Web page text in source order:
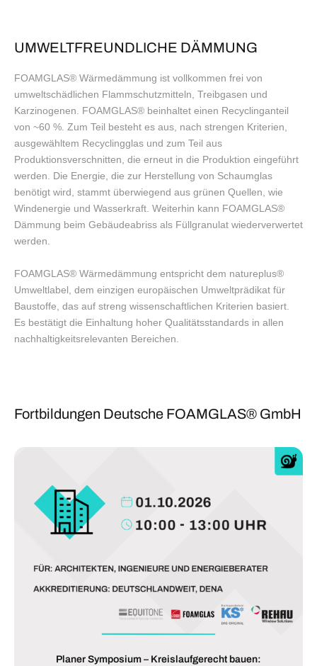
UMWELTFREUNDLICHE DÄMMUNG
FOAMGLAS® Wärmedämmung ist vollkommen frei von
umweltschädlichen Flammschutzmitteln, Treibgasen und
Karzinogenen. FOAMGLAS® beinhaltet einen Recyclinganteil
von ~60 %. Zum Teil besteht es aus, nach strengen Kriterien,
ausgewähltem Recyclingglas und zum Teil aus
Produktionsverschnitten, die erneut in die Produktion eingeführt
werden. Die Energie, die zur Herstellung von Schaumglas
benötigt wird, stammt überwiegend aus grünen Quellen, wie
Windenergie und Wasserkraft. Weiterhin kann FOAMGLAS®
Dämmung beim Gebäudeabriss als Füllgranulat wiederverwertet
werden.
FOAMGLAS® Wärmedämmung entspricht dem natureplus®
Umweltlabel, dem einzigen europäischen Umweltprädikat für
Baustoffe, das auf streng wissenschaftlichen Kriterien basiert.
Es bestätigt die Einhaltung hoher Qualitätsstandards in allen
nachhaltigkeitsrelevanten Bereichen.
Fortbildungen Deutsche FOAMGLAS® GmbH
Planer Symposium – Kreislaufgerecht bauen: